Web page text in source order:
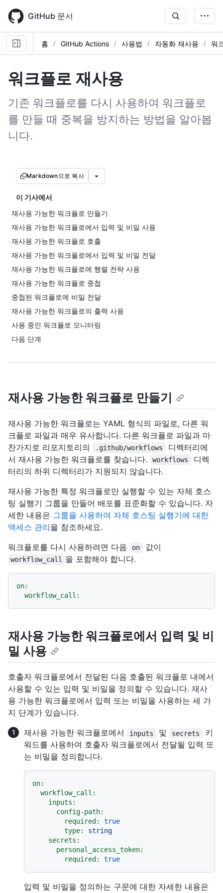
main
content
GitHub 문서
홈 GitHub Actions 사용법 자동화 재사용 워
워크플로 재사용
기존 워크플로를 다시 사용하여 워크플로
를 만들 때 중복을 방지하는 방법을 알아봅
니다.
Markdown으로 복사
이 기사에서
재사용 가능한 워크플로 만들기
재사용 가능한 워크플로에서 입력 및 비밀 사용
재사용 가능한 워크플로 호출
재사용 가능한 워크플로에서 입력 및 비밀 전달
재사용 가능한 워크플로에 행렬 전략 사용
재사용 가능한 워크플로 중첩
중첩된 워크플로에 비밀 전달
재사용 가능한 워크플로의 출력 사용
사용 중인 워크플로 모니터링
다음 단계
재사용 가능한 워크플로 만들기
재사용 가능한 워크플로는 YAML 형식의 파일로, 다른 워
크플로 파일과 매우 유사합니다. 다른 워크플로 파일과 마
찬가지로 리포지토리의
.github/workflows
디렉터리에
서 재사용 가능한 워크플로를 찾습니다.
workflows
디렉
터리의 하위 디렉터리가 지원되지 않습니다.
재사용 가능한 특정 워크플로만 실행할 수 있는 자체 호스
팅 실행기 그룹을 만들어 배포를 표준화할 수 있습니다. 자
세한 내용은 그룹을 사용하여 자체 호스팅 실행기에 대한
액세스 관리을 참조하세요.
워크플로를 다시 사용하려면 다음
on 값이
workflow_call 을 포함해야 합니다.
on:
workflow_call:
재사용 가능한 워크플로에서 입력 및 비
밀 사용
호출자 워크플로에서 전달된 다음 호출된 워크플로 내에서
사용할 수 있는 입력 및 비밀을 정의할 수 있습니다. 재사
용 가능한 워크플로에서 입력 또는 비밀을 사용하는 세 가
지 단계가 있습니다.
재사용 가능한 워크플로에서
inputs 및 secrets
키
워드를 사용하여 호출자 워크플로에서 전달될 입력 또
는 비밀을 정의합니다.
on:
workflow_call:
inputs:
config-path:
required:
true
type:
string
secrets:
personal_access_token:
required:
true
입력 및 비밀을 정의하는 구문에 대한 자세한 내용은